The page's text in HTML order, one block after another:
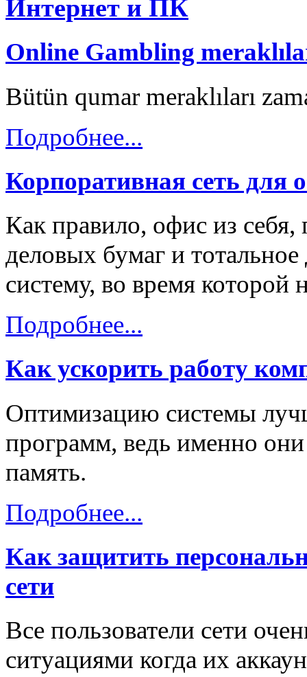
Интернет и ПК
Online Gambling
Bütün qumar meraklıları
Подробнее...
Корпоративная сеть для
Как правило, офис из себя,
деловых бумаг и
систему, во время
Подробнее...
Как ускорить работу
Оптимизацию системы
программ, ведь именно
память.
Подробнее...
Как защитить
сети
Все пользователи сети
ситуациями когда их